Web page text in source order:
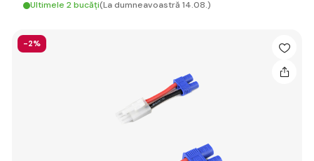
Ultimele 2 bucăți(La dumneavoastră 14.08.)
-2%